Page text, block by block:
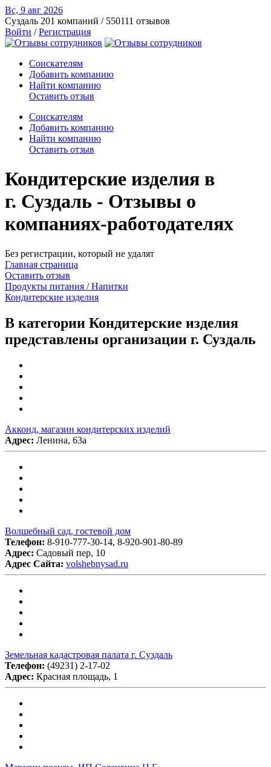
Вс, 9 авг 2026
Суздаль 201 компаний / 550111 отзывов
Войти /Регистрация
Соискателям
Добавить компанию
Найти компанию
Оставить отзыв
Соискателям
Добавить компанию
Найти компанию
Оставить отзыв
Кондитерские изделия в
г. Суздаль - Отзывы о
компаниях-работодателях
Без регистрации, который не удалят
Главная страница
Оставить отзыв
Продукты питания / Напитки
Кондитерские изделия
В категории Кондитерские изделия
представлены организации г. Суздаль
Акконд, магазин кондитерских изделий
Адрес: Ленина, 63а
Волшебный сад, гостевой дом
Телефон: 8-910-777-30-14, 8-920-901-80-89
Адрес: Садовый пер, 10
Адрес Сайта: volshebnysad.ru
Земельная кадастровая палата г. Суздаль
Телефон: (49231) 2-17-02
Адрес: Красная площадь, 1